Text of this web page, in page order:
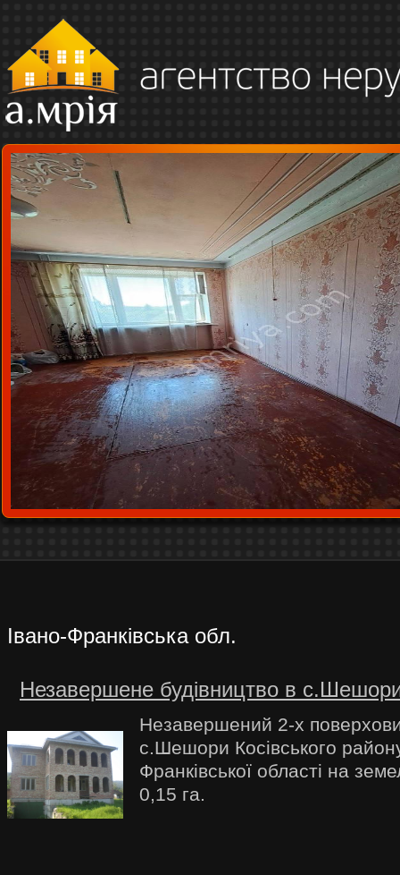
Івано-Франківська обл.
Незавершене будівництво в
Незавершений 2-х
с.Шешори Косівського
Франківської області на
0,15 га.